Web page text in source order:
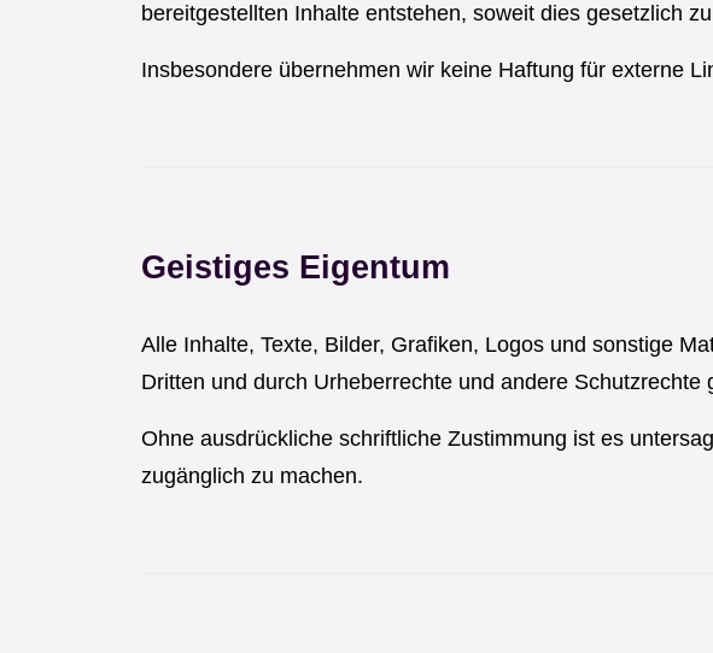
bereitgestellten Inhalte entstehen, soweit dies gesetzlich
Insbesondere übernehmen wir keine Haftung für externe
Geistiges Eigentum
Alle Inhalte, Texte, Bilder, Grafiken, Logos und sonstige
Dritten und durch Urheberrechte und andere Schutzrechte
Ohne ausdrückliche schriftliche Zustimmung ist es
zugänglich zu machen.